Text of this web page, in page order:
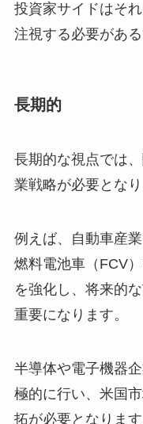
投資家サイドはそ
注視する必要がある
長期的
長期的な視点では
業戦略が必要となり
例えば、自動車産
燃料電池車（FCV
を強化し、将来的
重要になります。
半導体や電子機器
極的に行い、米国
拓が必要となります